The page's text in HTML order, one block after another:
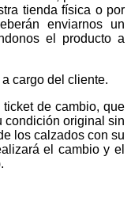
tienda física o por
enviarnos un
el producto a
cargo del cliente.
de cambio, que
condición original sin
los calzados con su
el cambio y el